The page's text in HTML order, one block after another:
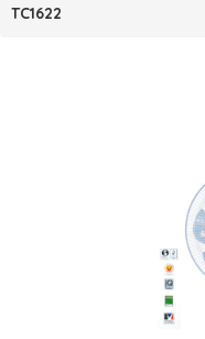
TC1622